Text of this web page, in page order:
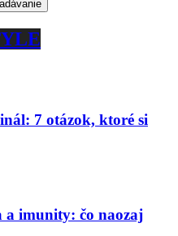
7 otázok, ktoré si
imunity: čo naozaj